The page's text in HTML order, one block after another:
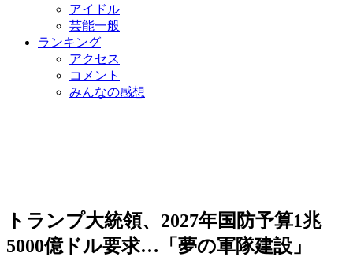
アイドル
芸能一般
ランキング
アクセス
コメント
みんなの感想
トランプ大統領、2027年国防予算1兆
5000億ドル要求…「夢の軍隊建設」